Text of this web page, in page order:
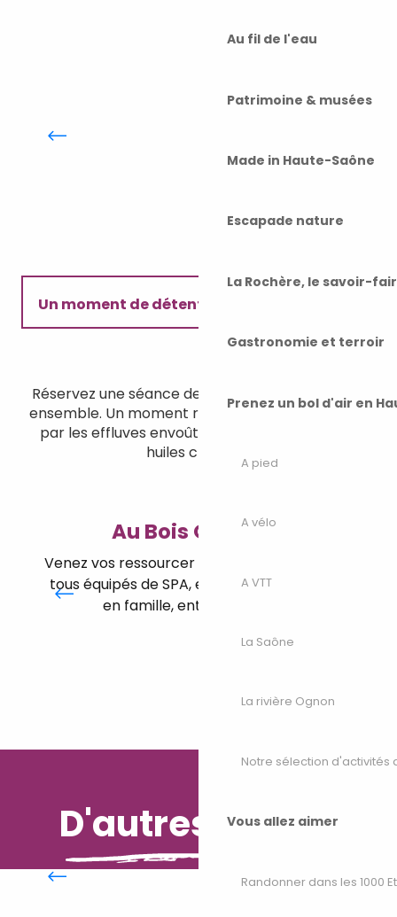
Au fil de l'eau
Patrimoine & musées
Made in Haute-Saône
Escapade nature
La Rochère, le savoir-
Gastronomie et terroir
Prenez un bol d'air en
A pied
A vélo
A VTT
La Saône
La rivière Ognon
Notre sélection d'activités
Vous allez aimer
Randonner dans les 1000
Ma croisière en toute
Un moment de détente
Trouver un nid d'amour
Réservez une séance de spa pour vous délasser
ensemble. Un moment rien que pour vous, bercé
par les effluves envoûtants d’un massage aux
huiles chaudes.
Au Bois Quartois
Venez vos ressourcer dans des chalets cosy
tous équipés de SPA, en couple, entre amis,
en famille, entre collègues...
D'autres envies
En famille